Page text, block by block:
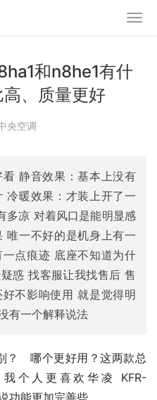
和n8he1有什
、质量更好
央空调
静音效果：基本上没有
冷暖效果：才装上开了一
多凉 对着风口是能明显感
唯一不好的是机身上有一
点痕迹 底座不知道为什
惑 找客服让我找售后 售
不影响使用 就是觉得明
有一个解释说法
？   哪个更好用？这两款总
个人更喜欢华凌 KFR-